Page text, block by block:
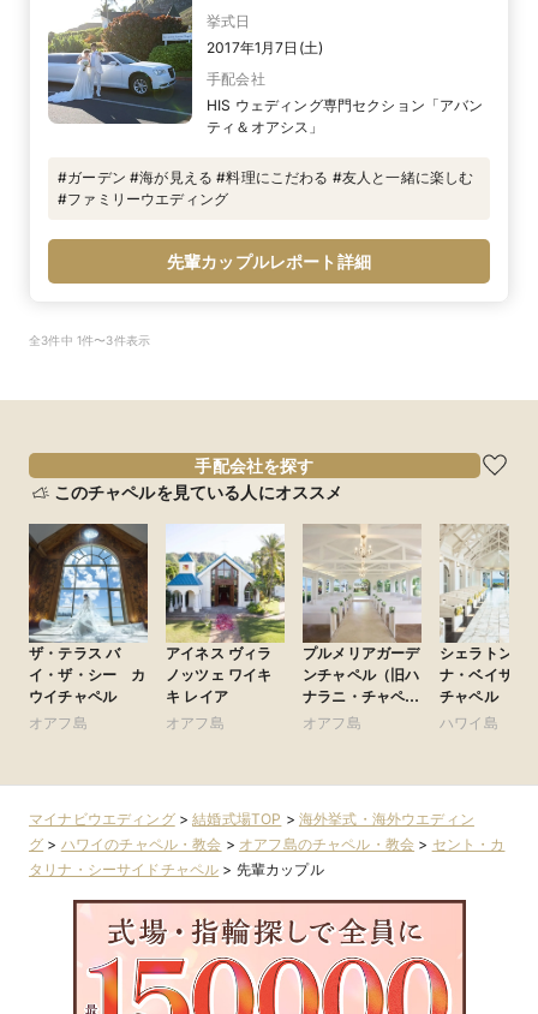
挙式日
2017年1月7日(土)
手配会社
HIS ウェディング専門セクション「アバン
ティ＆オアシス」
#ガーデン #海が見える #料理にこだわる #友人と一緒に楽しむ
#ファミリーウエディング
先輩カップルレポート詳細
全3件中 1件〜3件表示
手配会社を探す
このチャペルを見ている人にオススメ
ザ・テラス バ
イ・ザ・シー カ
ウイチャペル
オアフ島
アイネス ヴィラ
ノッツェ ワイキ
キ レイア
オアフ島
プルメリアガーデ
ンチャペル（旧ハ
ナラニ・チャペ
ル）
オアフ島
シェラトン・
ナ・ベイサイ
チャペル
ハワイ島
マイナビウエディング>結婚式場TOP > 海外挙式・海外ウエディン
グ > ハワイのチャペル・教会 > オアフ島のチャペル・教会 > セント・カ
タリナ・シーサイドチャペル > 先輩カップル